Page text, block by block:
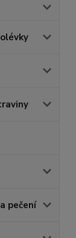
pečení